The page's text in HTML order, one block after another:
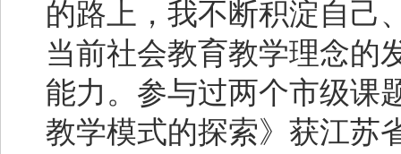
的路上，我不断积淀自己
当前社会教育教学理念的
能力。参与过两个市级课
教学模式的探索》获江苏